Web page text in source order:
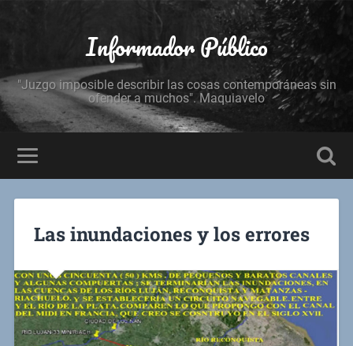
Informador Público
"Juzgo imposible describir las cosas contemporáneas sin
ofender a muchos". Maquiavelo
Las inundaciones y los errores